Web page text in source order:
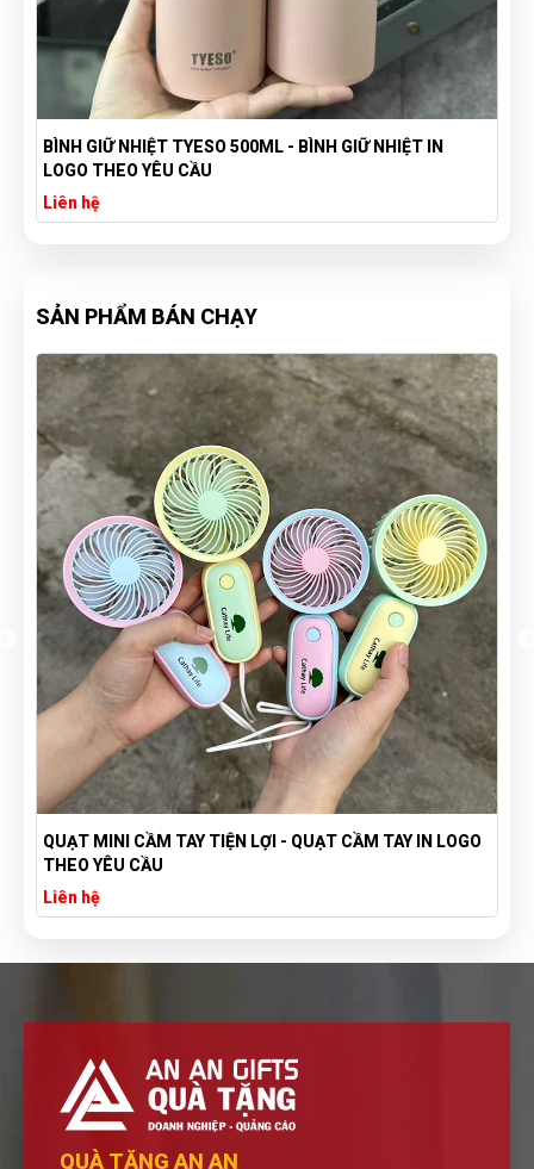
BÌNH GIỮ NHIỆT TYESO 500ML - BÌNH GIỮ NHIỆT IN
LOGO THEO YÊU CẦU
Liên hệ
SẢN PHẨM BÁN CHẠY
QUẠT MINI CẦM TAY TIỆN LỢI - QUẠT CẦM TAY IN LOGO
THEO YÊU CẦU
Liên hệ
QUÀ TẶNG AN AN